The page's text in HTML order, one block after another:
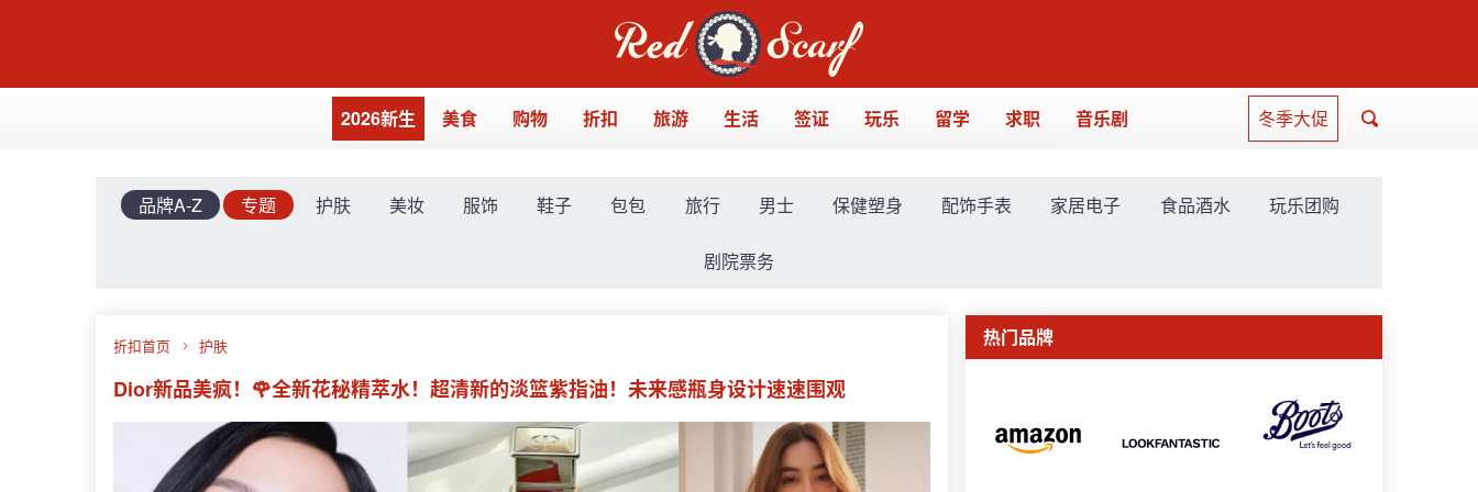
2026新生 美食 购物 折扣 旅游 生活 签证 玩乐 留学 求职 音乐剧 冬季大促
品牌A-Z 专题 护肤 美妆 服饰 鞋子 包包 旅行 男士 保健塑身 配饰手表 家居电子 食品酒水 玩乐团购
剧院票务
折扣首页 护肤
Dior新品美疯！🌹全新花秘精萃水！超清新的淡篮紫指油！未来感瓶身设计速速围观
热门品牌